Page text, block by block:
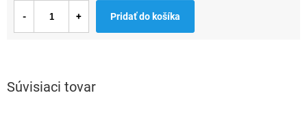
cena:
Pridať do košíka
Súvisiaci tovar